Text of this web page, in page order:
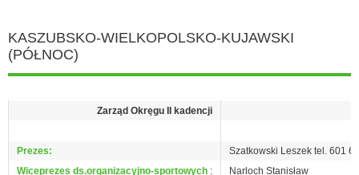
KASZUBSKO-WIELKOPOLSKO-KUJAWSKI
(PÓŁNOC)
Zarząd Okręgu II kadencji
Prezes:
Szatkowski Leszek tel. 601
Wiceprezes ds.organizacyjno-sportowych :
Narloch Stanisław